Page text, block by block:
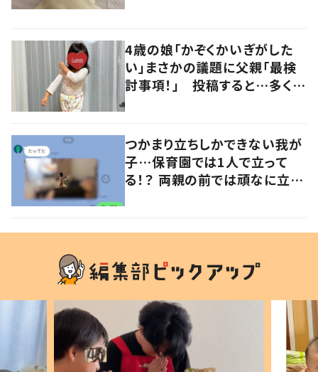
4歳の娘「かぞくかいぎがした
い」まさかの議題に父親「最検
討事項！」 投稿すると…多くの
つかまり立ちしかできない我が
子…保育園では1人で立って
る！？ 両親の前では頑なに立た